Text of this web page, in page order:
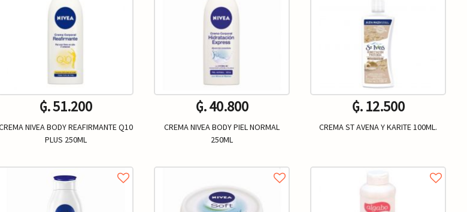
₲. 51.200
NIVEA BODY REAFIRMANTE Q10
PLUS 250ML
₲. 40.800
CREMA NIVEA BODY PIEL NORMAL
250ML
₲. 12.500
CREMA ST AVENA Y KARITE 100ML.